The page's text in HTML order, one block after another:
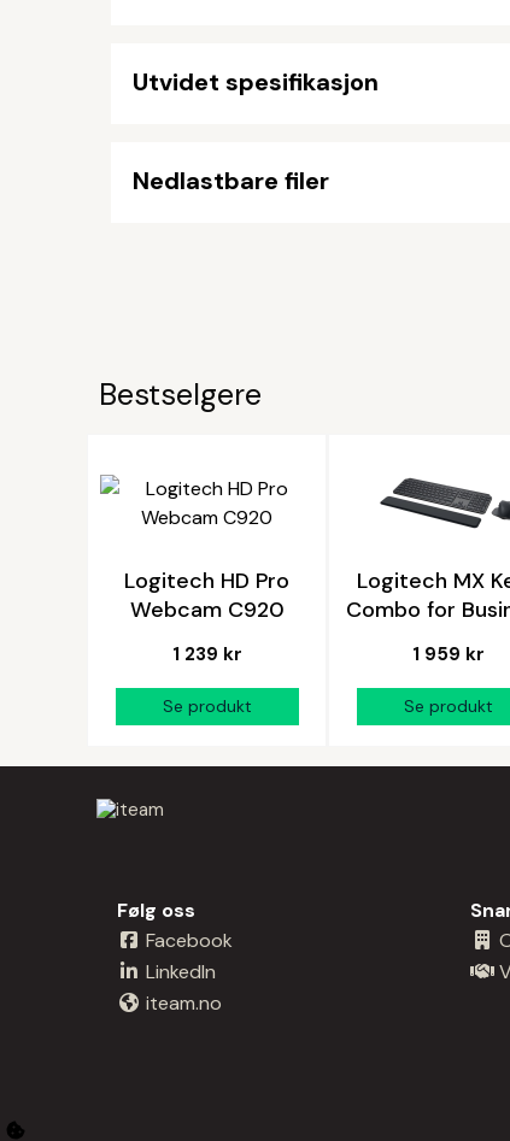
Utvidet spesifikasjon
Nedlastbare filer
Bestselgere
Logitech HD Pro
Webcam C920
1 239 kr
Logitech MX
Combo for
1 959 kr
Følg oss
Facebook
LinkedIn
iteam.no